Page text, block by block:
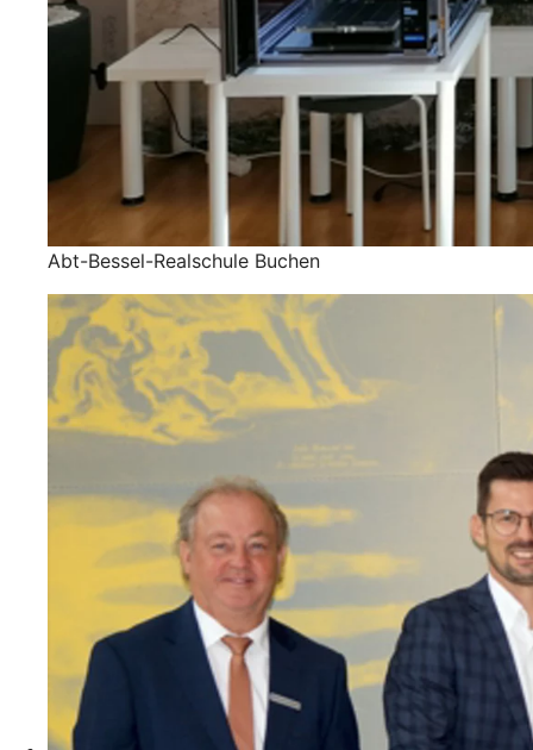
Abt-Bessel-Realschule Buchen